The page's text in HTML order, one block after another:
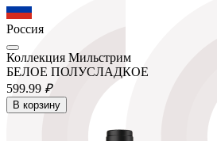
Россия
Коллекция Мильстрим
БЕЛОЕ ПОЛУСЛАДКОЕ
599.99 ₽
В корзину